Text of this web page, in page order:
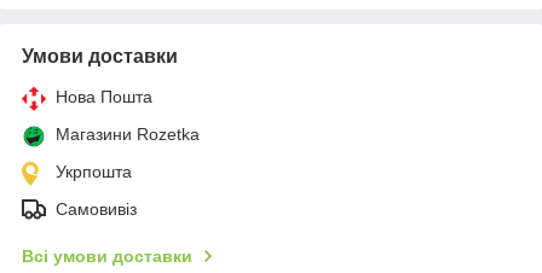
Умови доставки
Нова Пошта
Магазини Rozetka
Укрпошта
Самовивіз
Всі умови доставки